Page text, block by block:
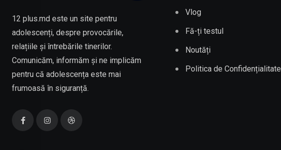
12 plus.md este un site pentru
adolescenți, despre provocările,
relațiile și întrebările tinerilor.
Comunicăm, informăm și ne implicăm
pentru că adolescența este mai
frumoasă în siguranță.
Vlog
Fă-ți testul
Noutăți
Politica de Confidențialitate